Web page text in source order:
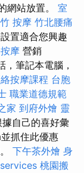
網站放置。 室
按摩 竹北腰痛
置適合您興趣
摩 營銷
筆記本電腦，
按摩課程 台胞
職業道德規範
家 到府外燴 靈
自己的喜好彙
抓住此優惠
下午茶外燴 身
桃園搬